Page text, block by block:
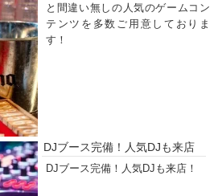
と間違い無しの人気のゲームコン
テンツを多数ご用意しておりま
す！
DJブース完備！人気DJも来店
DJブース完備！人気DJも来店！